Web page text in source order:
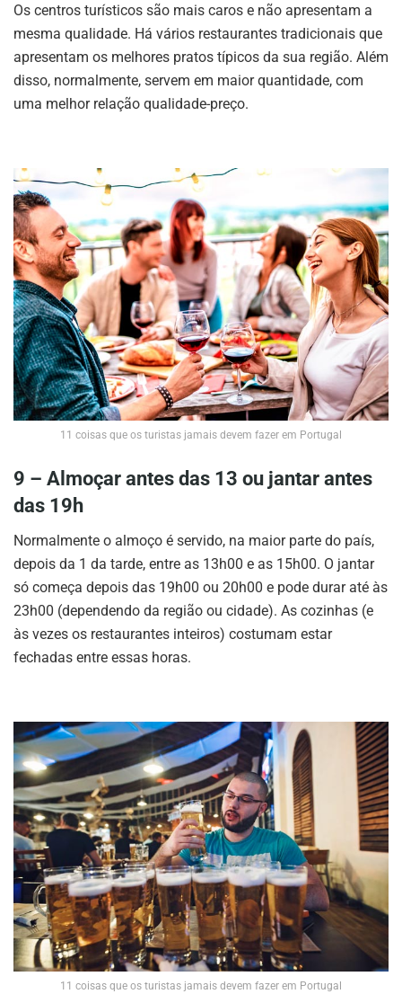
Os centros turísticos são mais caros e não apresentam a
mesma qualidade. Há vários restaurantes tradicionais que
apresentam os melhores pratos típicos da sua região. Além
disso, normalmente, servem em maior quantidade, com
uma melhor relação qualidade-preço.
11 coisas que os turistas jamais devem fazer em Portugal
9 – Almoçar antes das 13 ou jantar antes
das 19h
Normalmente o almoço é servido, na maior parte do país,
depois da 1 da tarde, entre as 13h00 e as 15h00. O jantar
só começa depois das 19h00 ou 20h00 e pode durar até às
23h00 (dependendo da região ou cidade). As cozinhas (e
às vezes os restaurantes inteiros) costumam estar
fechadas entre essas horas.
11 coisas que os turistas jamais devem fazer em Portugal